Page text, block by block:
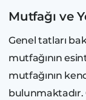
Mutfağı ve
Genel tatları
mutfağının
mutfağının